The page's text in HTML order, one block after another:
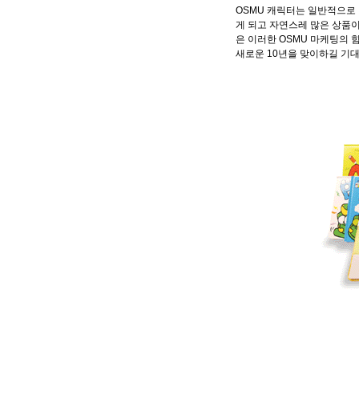
OSMU 캐릭터는 일반적으
게 되고 자연스레 많은 상품
은 이러한 OSMU 마케팅의
새로운 10년을 맞이하길 기